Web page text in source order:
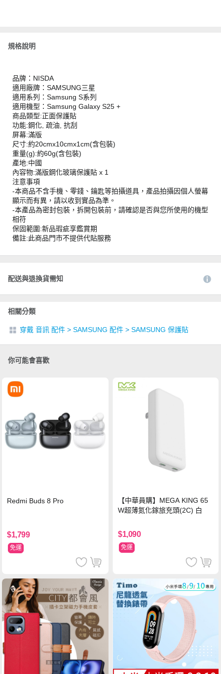
規格說明
品牌：NISDA
適用廠牌：SAMSUNG三星
適用系列：Samsung S系列
適用機型：Samsung Galaxy S25 +
商品類型:正面保護貼
功能:鋼化, 疏油, 抗刮
屏幕:滿版
尺寸:約20cmx10cmx1cm(含包裝)
重量(g):約60g(含包裝)
產地:中國
內容物:滿版鋼化玻璃保護貼 x 1
注意事項
-本商品不含手機、零錢、鑰匙等拍攝道具，產品拍攝因個人螢幕
顯示而有異，請以收到實品為準。
-本產品為密封包裝，拆開包裝前，請確認是否與您所使用的機型
相符
保固範圍:新品瑕疵享鑑賞期
備註:此商品門市不提供代貼服務
配送與退換貨需知
相關分類
穿戴 音訊 配件 > SAMSUNG 配件 > SAMSUNG 保護貼
你可能會喜歡
Redmi Buds 8 Pro
$1,799
免運
【中華員購】MEGA KING 65
W超薄氮化鎵旅充頭(2C) 白
$1,090
免運